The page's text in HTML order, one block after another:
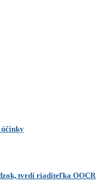
účinky
tvrdí riaditeľka OOCR